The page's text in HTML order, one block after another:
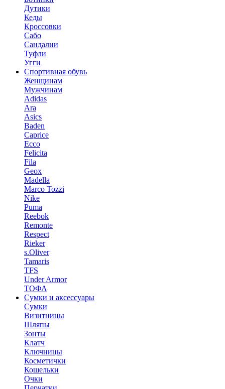
Дутики
Кеды
Кроссовки
Сабо
Сандалии
Туфли
Угги
Спортивная обувь
Женщинам
Мужчинам
Adidas
Ara
Asics
Baden
Caprice
Ecco
Felicita
Fila
Geox
Madella
Marco Tozzi
Nike
Puma
Reebok
Remonte
Respect
Rieker
s.Oliver
Tamaris
TFS
Under Armor
ТОФА
Сумки и аксессуары
Сумки
Визитницы
Шляпы
Зонты
Клатч
Ключницы
Косметички
Кошельки
Очки